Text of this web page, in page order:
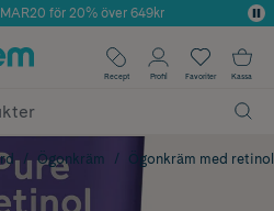
2025 inom Skönhet
för 20% över 649kr
✓ Fri frakt
på alla köp*
Recept Profil Favoriter Kassa
Ögonkräm Ögonkräm med retinol